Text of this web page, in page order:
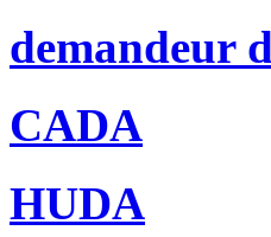
demandeur
CADA
HUDA